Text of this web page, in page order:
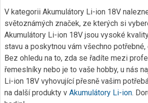
V kategorii Akumulátory Li-ion 18V
světoznámých značek, ze kterých si
Akumulátory Li-ion 18V jsou vysoké
stavu a poskytnou vám všechno
Bez ohledu na to, zda se řadíte mezi
řemeslníky nebo je to vaše hobby, u nás
Li-ion 18V vyhovující přesně vašim
na další produkty v Akumulátory Li-ion.